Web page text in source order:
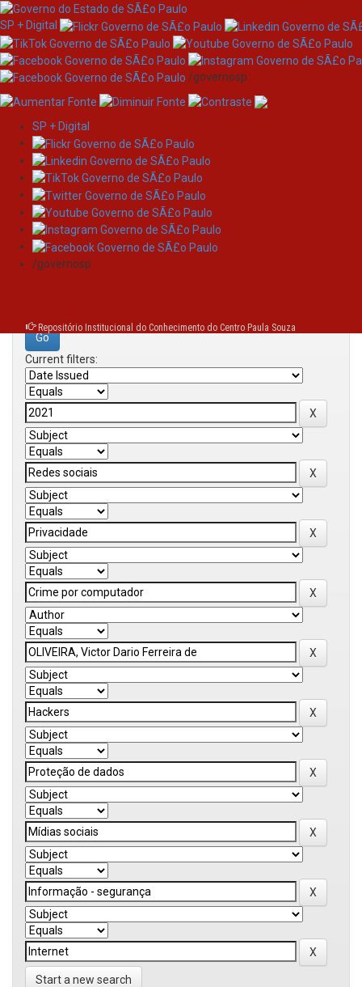
Skip
navigation
SP + Digital
/governosp
SP + Digital
/governosp
Repositório Institucional do Conhecimento do Centro Paula Souza
Search
Search:
Current filters:
Start a new search